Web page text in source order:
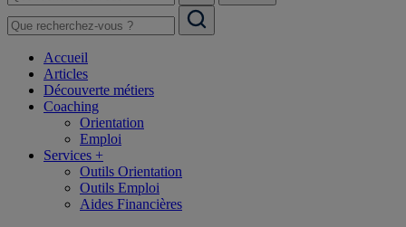
Accueil
Articles
Découverte métiers
Coaching
Orientation
Emploi
Services +
Outils Orientation
Outils Emploi
Aides Financières